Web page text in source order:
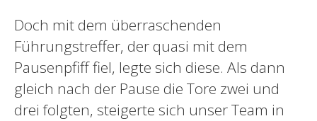
Doch mit dem überraschenden
Führungstreffer, der quasi mit dem
Pausenpfiff fiel, legte sich diese. Als dann
gleich nach der Pause die Tore zwei und
drei folgten, steigerte sich unser Team in